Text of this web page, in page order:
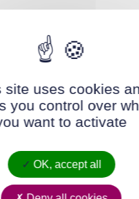
site uses cookies
you control over
want to activate
OK, accept all